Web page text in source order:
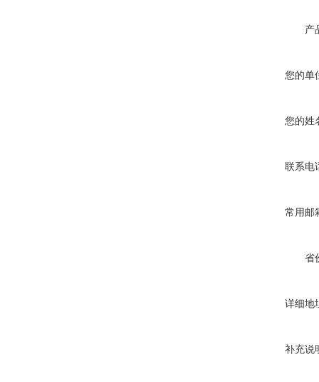
产
您的单
您的姓
联系电
常用邮
省
详细地
补充说